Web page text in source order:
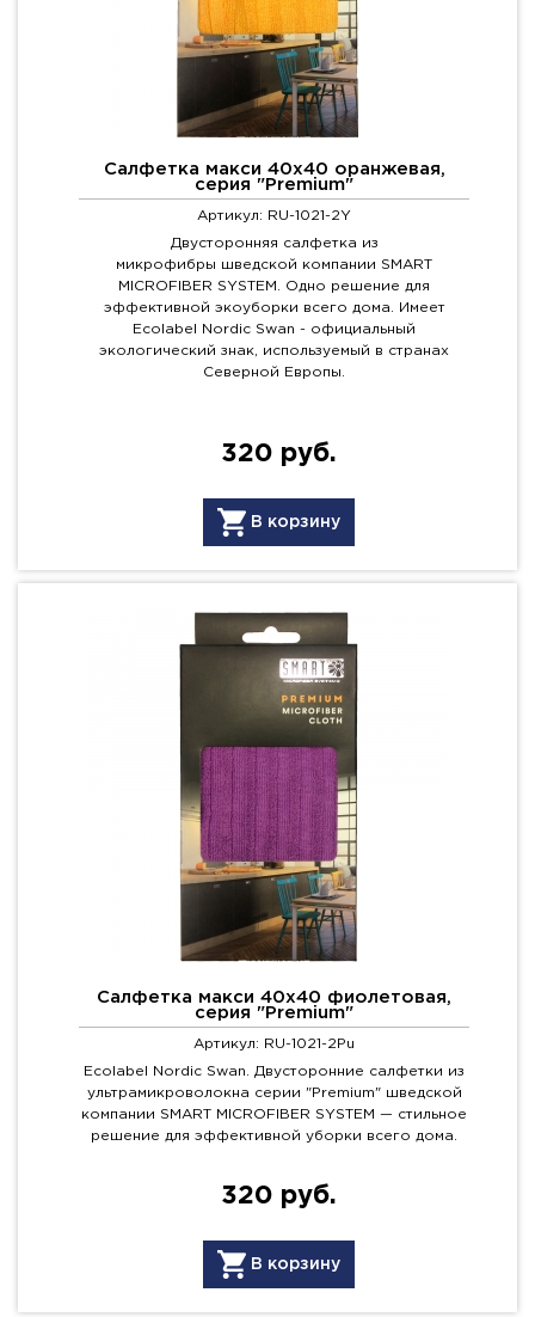
Салфетка макси 40х40 оранжевая,
серия "Premium"
Артикул: RU-1021-2Y
Двусторонняя салфетка из
микрофибры шведской компании SMART
MICROFIBER SYSTEM. Одно решение для
эффективной экоуборки всего дома. Имеет
Ecolabel Nordic Swan - официальный
экологический знак, используемый в странах
Северной Европы.
320 руб.
В корзину
Салфетка макси 40х40 фиолетовая,
серия "Premium"
Артикул: RU-1021-2Pu
Ecolabel Nordic Swan. Двусторонние салфетки из
ультрамикроволокна серии "Premium" шведской
компании SMART MICROFIBER SYSTEM — стильное
решение для эффективной уборки всего дома.
320 руб.
В корзину